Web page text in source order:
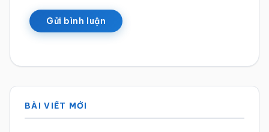
Sidebar
chính
BÀI VIẾT MỚI